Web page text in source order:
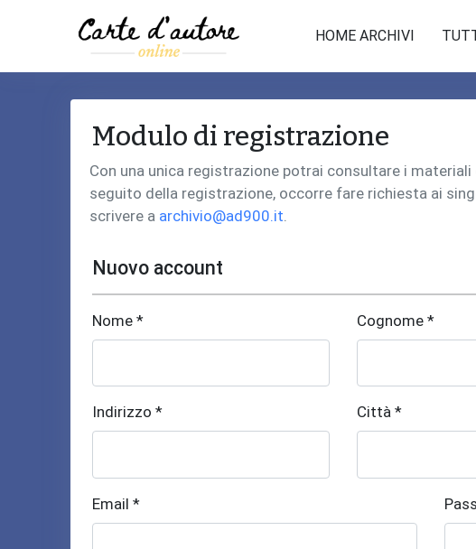
HOME ARCHIVI
Modulo di registrazione
Con una unica registrazione potrai consultare i
seguito della registrazione, occorre fare richiesta ai
scrivere a archivio@ad900.it.
Nuovo account
Nome * Cognome *
Indirizzo * Città *
Email *